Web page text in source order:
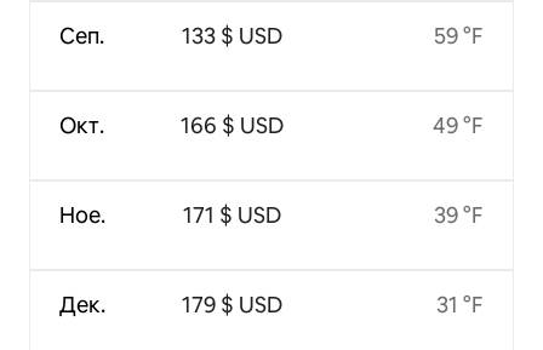
Сеп.
Окт.
Ное.
Дек.
133 $ USD
166 $ USD
171 $ USD
179 $ USD
59 °F
49 °F
39 °F
31 °F